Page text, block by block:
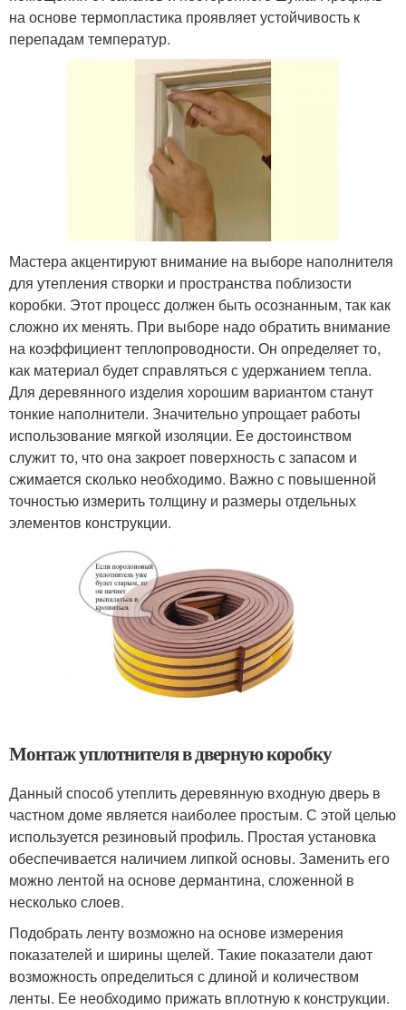
на основе термопластика проявляет устойчивость к
перепадам температур.
Мастера акцентируют внимание на выборе наполнителя
для утепления створки и пространства поблизости
коробки. Этот процесс должен быть осознанным, так как
сложно их менять. При выборе надо обратить внимание
на коэффициент теплопроводности. Он определяет то,
как материал будет справляться с удержанием тепла.
Для деревянного изделия хорошим вариантом станут
тонкие наполнители. Значительно упрощает работы
использование мягкой изоляции. Ее достоинством
служит то, что она закроет поверхность с запасом и
сжимается сколько необходимо. Важно с повышенной
точностью измерить толщину и размеры отдельных
элементов конструкции.
Монтаж уплотнителя в дверную коробку
Данный способ утеплить деревянную входную дверь в
частном доме является наиболее простым. С этой целью
используется резиновый профиль. Простая установка
обеспечивается наличием липкой основы. Заменить его
можно лентой на основе дермантина, сложенной в
несколько слоев.
Подобрать ленту возможно на основе измерения
показателей и ширины щелей. Такие показатели дают
возможность определиться с длиной и количеством
ленты. Ее необходимо прижать вплотную к конструкции.